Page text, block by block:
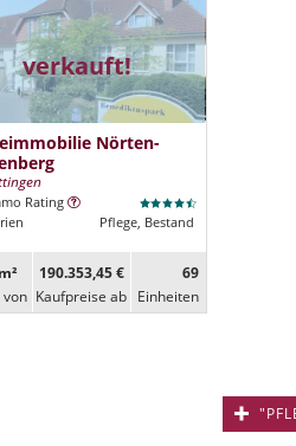
verkauft!
Nörten-
Rating
Pflege, Bestand
von
190.353,45 €
Kaufpreise ab
69
Ein­heiten